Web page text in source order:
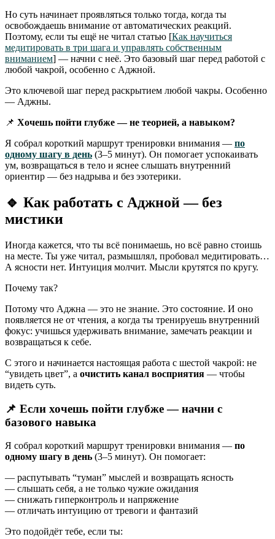
Но суть начинает проявляться только тогда, когда ты
освобождаешь внимание от автоматических реакций.
Поэтому, если ты ещё не читал статью [Как научиться
медитировать в три шага и управлять собственным
вниманием] — начни с неё. Это базовый шаг перед работой с
любой чакрой, особенно с Аджной.
Это ключевой шаг перед раскрытием любой чакры. Особенно
— Аджны.
📌 Хочешь пойти глубже — не теорией, а навыком?
Я собрал короткий маршрут тренировки внимания — по
одному шагу в день (3–5 минут). Он помогает успокаивать
ум, возвращаться в тело и яснее слышать внутренний
ориентир — без надрыва и без эзотерики.
🔹 Как работать с Аджной — без
мистики
Иногда кажется, что ты всё понимаешь, но всё равно стоишь
на месте. Ты уже читал, размышлял, пробовал медитировать…
А ясности нет. Интуиция молчит. Мысли крутятся по кругу.
Почему так?
Потому что Аджна — это не знание. Это состояние. И оно
появляется не от чтения, а когда ты тренируешь внутренний
фокус: учишься удерживать внимание, замечать реакции и
возвращаться к себе.
С этого и начинается настоящая работа с шестой чакрой: не
“увидеть цвет”, а очистить канал восприятия — чтобы
видеть суть.
📌 Если хочешь пойти глубже — начни с
базового навыка
Я собрал короткий маршрут тренировки внимания — по
одному шагу в день (3–5 минут). Он помогает:
— распутывать “туман” мыслей и возвращать ясность
— слышать себя, а не только чужие ожидания
— снижать гиперконтроль и напряжение
— отличать интуицию от тревоги и фантазий
Это подойдёт тебе, если ты: